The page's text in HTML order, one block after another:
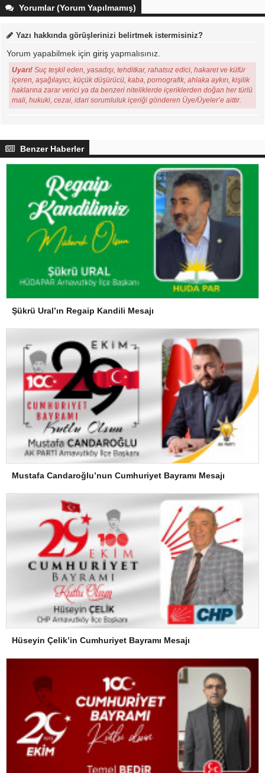
Yorumlar (Yorum Yapılmamış)
Yazı hakkında görüşlerinizi belirtmek istermisiniz?
Yorum yapabilmek için giriş yapmalısınız.
Uyarı! Suç teşkil eden, yasadışı, tehditkar, rahatsız edici, hakaret ve küfür
içeren, aşağılayıcı, küçük düşürücü, kaba, pornografik, ahlaka aykırı, kişilik
haklarına zarar verici ya da benzeri niteliklerde içeriklerden doğan her türlü
mali, hukuki, cezai, idari sorumluluk içeriği gönderen Üye/Üyeler’e aittir.
Benzer Haberler
Şükrü Ural’ın Regaip Kandili Mesajı
Mustafa Candaroğlu’nun Cumhuriyet Bayramı Mesajı
Hüseyin Çelik’in Cumhuriyet Bayramı Mesajı